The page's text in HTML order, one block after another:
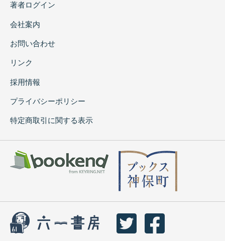
著者ログイン
会社案内
お問い合わせ
リンク
採用情報
プライバシーポリシー
特定商取引に関する表示